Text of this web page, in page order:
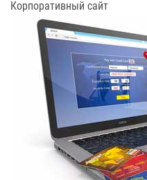
Корпоративный сайт